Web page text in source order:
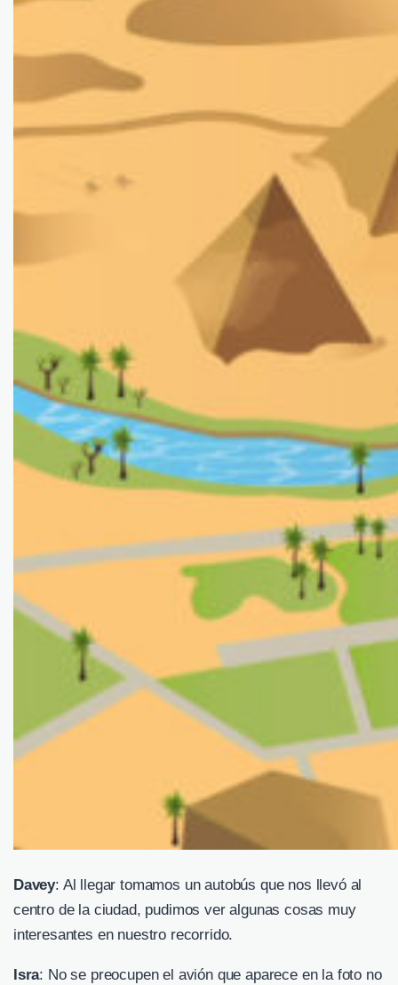
Davey: Al llegar tomamos un autobús que nos llevó al
centro de la ciudad, pudimos ver algunas cosas muy
interesantes en nuestro recorrido.
Isra: No se preocupen el avión que aparece en la foto no